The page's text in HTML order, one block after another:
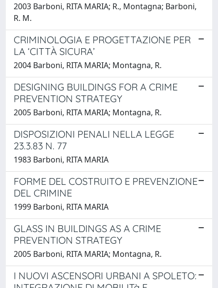
2003 Barboni, RITA MARIA; R., Montagna; Barboni,
R. M.
CRIMINOLOGIA E PROGETTAZIONE PER
LA ‘CITTÀ SICURA’
2004 Barboni, RITA MARIA; Montagna, R.
DESIGNING BUILDINGS FOR A CRIME
PREVENTION STRATEGY
2005 Barboni, RITA MARIA; Montagna, R.
DISPOSIZIONI PENALI NELLA LEGGE
23.3.83 N. 77
1983 Barboni, RITA MARIA
FORME DEL COSTRUITO E PREVENZIONE
DEL CRIMINE
1999 Barboni, RITA MARIA
GLASS IN BUILDINGS AS A CRIME
PREVENTION STRATEGY
2005 Barboni, RITA MARIA; Montagna, R.
I NUOVI ASCENSORI URBANI A SPOLETO: